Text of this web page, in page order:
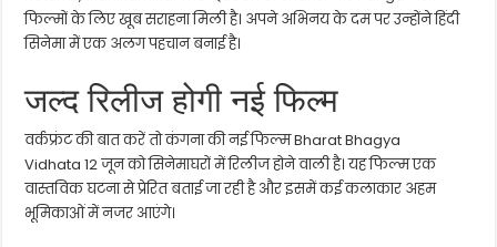
फिल्मों के लिए खूब सराहना मिली है। अपने अभिनय के दम पर उन्होंने हिंदी
सिनेमा में एक अलग पहचान बनाई है।
जल्द रिलीज होगी नई फिल्म
वर्कफ्रंट की बात करें तो कंगना की नई फिल्मBharat Bhagya
Vidhata 12 जून को सिनेमाघरों में रिलीज होने वाली है। यह फिल्म एक
वास्तविक घटना से प्रेरित बताई जा रही है और इसमें कई कलाकार अहम
भूमिकाओं में नजर आएंगे।